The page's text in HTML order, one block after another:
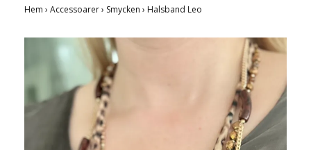
Hem › Accessoarer› Smycken › Halsband Leo